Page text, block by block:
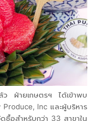
ว ฝ่ายเกษตรฯ ได้เข้าพบ
Inc และผู้บริหาร
อสำหรับกว่า 33 สาขาใน